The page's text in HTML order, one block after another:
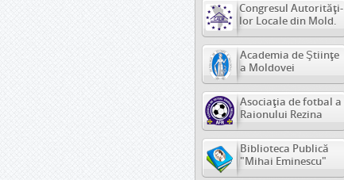
Congresul Autorităţi-
lor Locale din Mold.
Academia de Ştiinţe
a Moldovei
Asociația de fotbal a
Raionului Rezina
Biblioteca Publică
"Mihai Eminescu"